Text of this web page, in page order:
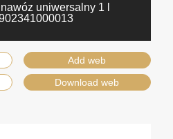
uniwersalny 1 l
Add web
Download web